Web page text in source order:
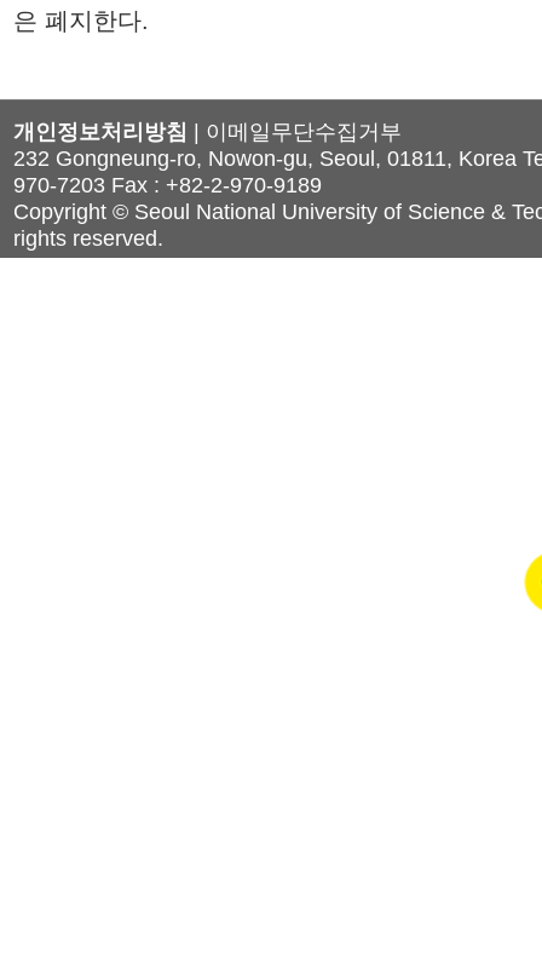
은 폐지한다.
개인정보처리방침
이메일무단수집거부
232 Gongneung-ro, Nowon-gu, Seoul, 01811, Korea
970-7203 Fax : +82-2-970-9189
Copyright © Seoul National University of Science &
rights reserved.